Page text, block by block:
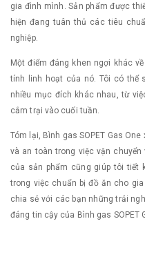
gia đình mình. Sản phẩm được
hiện đang tuân thủ các tiêu
nghiệp.
Một điểm đáng khen ngợi khác
tính linh hoạt của nó. Tôi có thể
nhiều mục đích khác nhau, từ
cắm trại vào cuối tuần.
Tóm lại, Bình gas SOPET Gas
và an toàn trong việc vận
của sản phẩm cũng giúp tôi tiết
trong việc chuẩn bị đồ ăn cho
chia sẻ với các bạn những trải
đáng tin cậy của Bình gas SOPET